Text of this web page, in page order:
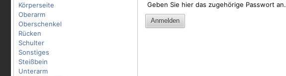
Körperseite
Oberarm
Oberschenkel
Rücken
Schulter
Sonstiges
Steißbein
Unterarm
Geben Sie hier das zugehörige Passwort an.